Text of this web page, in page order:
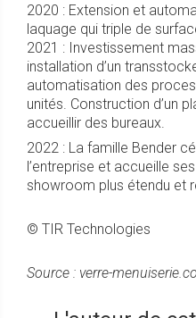
2020 : Extension et
laquage qui triple de
2021 : Investissement
installation d’un
automatisation des
unités. Construction d’un
accueillir des bureaux.
2022 : La famille Bender
l’entreprise et accueille
showroom plus étendu et
© TIR Technologies
Source : verre-